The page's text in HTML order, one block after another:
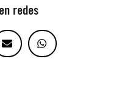
redes